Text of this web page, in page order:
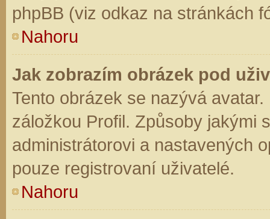
phpBB (viz odkaz na stránkách
Nahoru
Jak zobrazím obrázek pod
Tento obrázek se nazývá
záložkou Profil. Způsoby jakými
administrátorovi a nastavených
pouze registrovaní uživatelé.
Nahoru